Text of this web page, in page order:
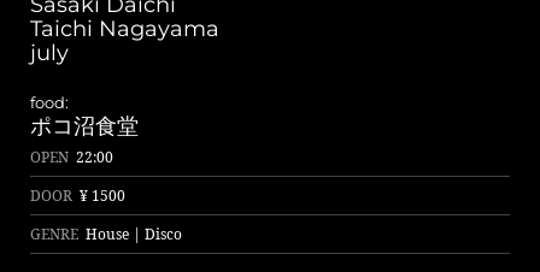
Taichi Nagayama
july
food:
ポコ沼食堂
OPEN 22:00
DOOR ¥ 1500
GENRE House | Disco